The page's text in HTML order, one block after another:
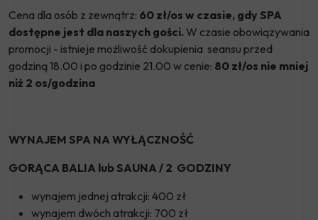
Cena dla osób z zewnątrz: 60 zł/os w czasie, gdy SPA
dostępne jest dla naszych gości. W czasie obowiązywania
promocji - istnieje możliwość dokupienia seansu przed
godziną 18.00 i po godzinie 21.00 w cenie: 80 zł/os nie mniej
niż 2 os/godzina
WYNAJEM SPA NA WYŁĄCZNOŚĆ
GORĄCA BALIA lub SAUNA / 2 GODZINY
wynajem jednej atrakcji: 400 zł
wynajem dwóch atrakcji: 700 zł